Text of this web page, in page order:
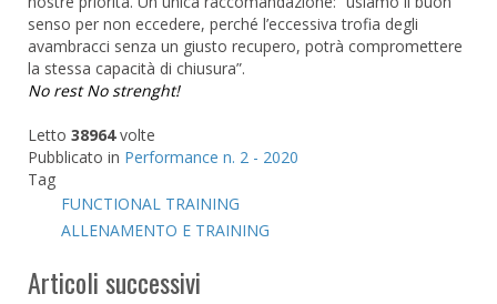
senso per non eccedere, perché l’eccessiva trofia degli
avambracci senza un giusto recupero, potrà compromettere
la stessa capacità di chiusura”.
No rest No strenght!
Letto 38964volte
Pubblicato in Performance n. 2 - 2020
Tag
FUNCTIONAL TRAINING
ALLENAMENTO E TRAINING
Articoli successivi